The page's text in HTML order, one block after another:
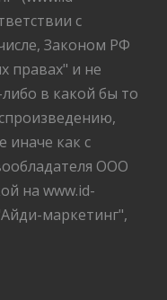
с
Законом РФ
правах" и не
в какой бы то
иначе как с
ООО
на www.id-
маркетинг",